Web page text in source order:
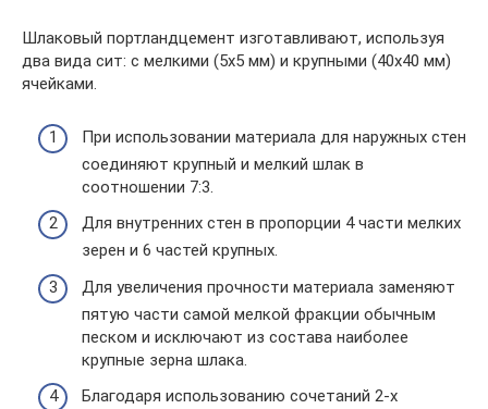
Шлаковый портландцемент изготавливают, используя
два вида сит: с мелкими (5х5 мм) и крупными (40х40 мм)
ячейками.
При использовании материала для наружных стен
соединяют крупный и мелкий шлак в
соотношении 7:3.
Для внутренних стен в пропорции 4 части мелких
зерен и 6 частей крупных.
Для увеличения прочности материала заменяют
пятую части самой мелкой фракции обычным
песком и исключают из состава наиболее
крупные зерна шлака.
Благодаря использованию сочетаний 2-х